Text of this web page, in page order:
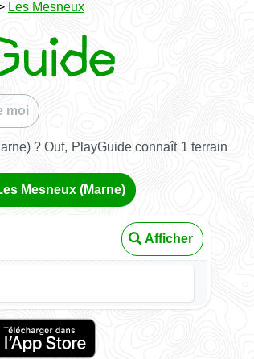
Les Mesneux
moi
? Ouf, PlayGuide connaît 1 terrain
Mesneux (Marne)
Afficher